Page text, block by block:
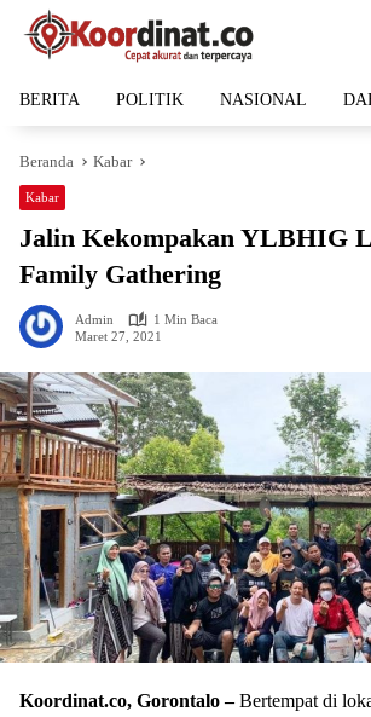
Langsung
BERITA POLITIK NASIONAL
Beranda Kabar
Kabar
Jalin Kekompakan YLBHIG
Family Gathering
Admin
1 Min Baca
Maret 27, 2021
Koordinat.co, Gorontalo –Bertempat di